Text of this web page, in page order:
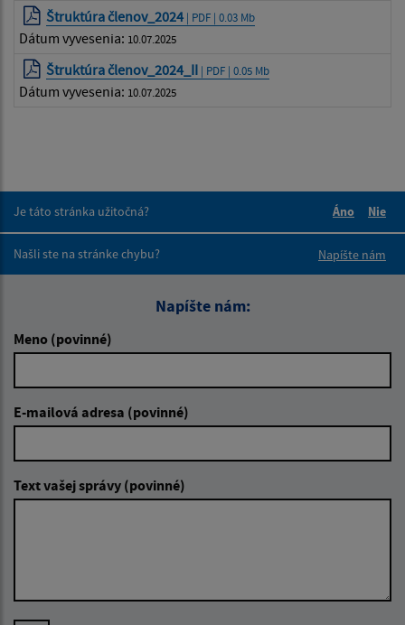
Štruktúra členov_2024 | PDF | 0.03 Mb
Dátum vyvesenia: 10.07.2025
Štruktúra členov_2024_II | PDF | 0.05 Mb
Dátum vyvesenia: 10.07.2025
Je táto stránka užitočná?
Áno
Nie
Našli ste na stránke chybu?
Napíšte nám
Napíšte nám:
Meno (povinné)
E-mailová adresa (povinné)
Text vašej správy (povinné)